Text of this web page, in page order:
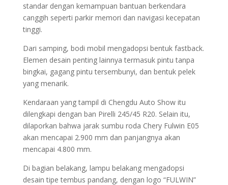
standar dengan kemampuan bantuan berkendara
canggih seperti parkir memori dan navigasi kecepatan
tinggi.
Dari samping, bodi mobil mengadopsi bentuk fastback.
Elemen desain penting lainnya termasuk pintu tanpa
bingkai, gagang pintu tersembunyi, dan bentuk pelek
yang menarik.
Kendaraan yang tampil di Chengdu Auto Show itu
dilengkapi dengan ban Pirelli 245/45 R20. Selain itu,
dilaporkan bahwa jarak sumbu roda Chery Fulwin E05
akan mencapai 2.900 mm dan panjangnya akan
mencapai 4.800 mm.
Di bagian belakang, lampu belakang mengadopsi
desain tipe tembus pandang, dengan logo “FULWIN”